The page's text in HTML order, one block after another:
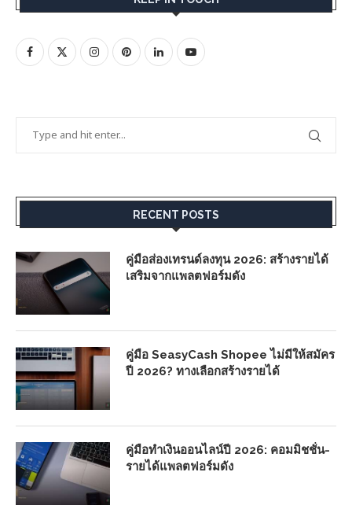
RECENT POSTS
คู่มือส่องเทรนด์ลงทุน 2026: สร้างรายได้
เสริมจากแพลตฟอร์มดัง
คู่มือ SeasyCash Shopee ไม่มีให้สมัคร
ปี 2026? ทางเลือกสร้างรายได้
คู่มือทำเงินออนไลน์ปี 2026: คอมมิชชั่น-
รายได้แพลตฟอร์มดัง